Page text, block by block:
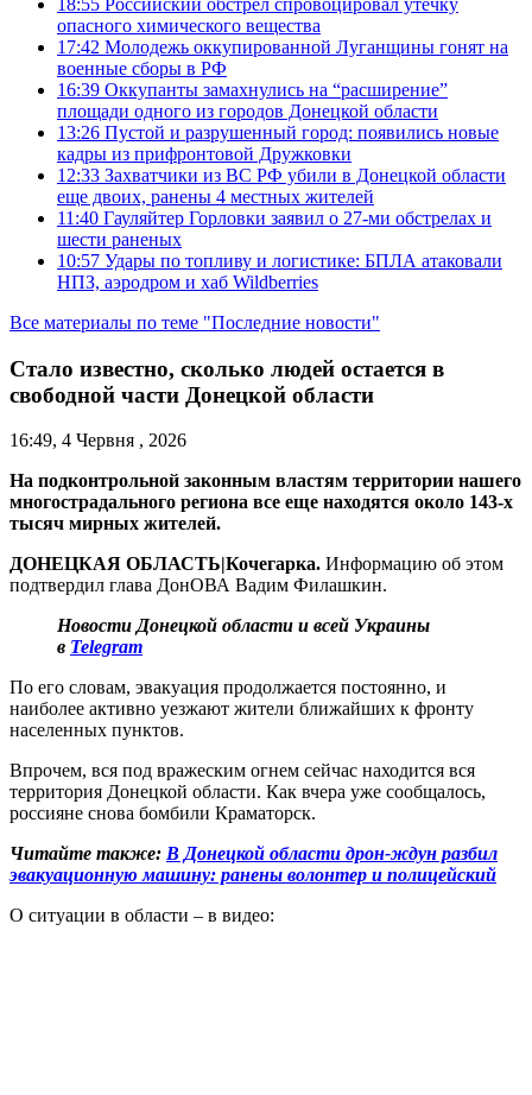
опасного химического вещества
17:42 Молодежь оккупированной Луганщины гонят на
военные сборы в РФ
16:39 Оккупанты замахнулись на “расширение”
площади одного из городов Донецкой области
13:26 Пустой и разрушенный город: появились новые
кадры из прифронтовой Дружковки
12:33 Захватчики из ВС РФ убили в Донецкой области
еще двоих, ранены 4 местных жителей
11:40 Гауляйтер Горловки заявил о 27-ми обстрелах и
шести раненых
10:57 Удары по топливу и логистике: БПЛА атаковали
НПЗ, аэродром и хаб Wildberries
Все материалы по теме "Последние новости"
Стало известно, сколько людей остается в
свободной части Донецкой области
16:49, 4 Червня , 2026
На подконтрольной законным властям территории нашего
многострадального региона все еще находятся около 143-х
тысяч мирных жителей.
ДОНЕЦКАЯ ОБЛАСТЬ|Кочегарка. Информацию об этом
подтвердил глава ДонОВА Вадим Филашкин.
Новости Донецкой области и всей Украины
в Telegram
По его словам, эвакуация продолжается постоянно, и
наиболее активно уезжают жители ближайших к фронту
населенных пунктов.
Впрочем, вся под вражеским огнем сейчас находится вся
территория Донецкой области. Как вчера уже сообщалось,
россияне снова бомбили Краматорск.
Читайте также: В Донецкой области дрон-ждун разбил
эвакуационную машину: ранены волонтер и полицейский
О ситуации в области – в видео: